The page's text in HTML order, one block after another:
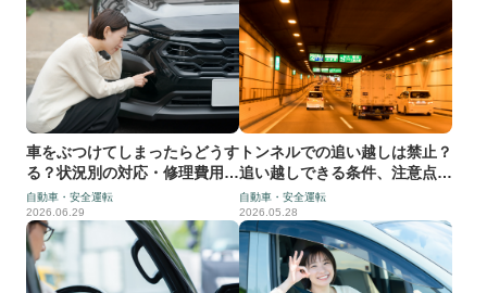
車をぶつけてしまったらどうす
る？状況別の対応・修理費用を
紹介
自動車・安全運転
2026.06.29
トンネルでの追い越しは禁止？
追い越しできる条件、注意点な
どを解説
自動車・安全運転
2026.05.28